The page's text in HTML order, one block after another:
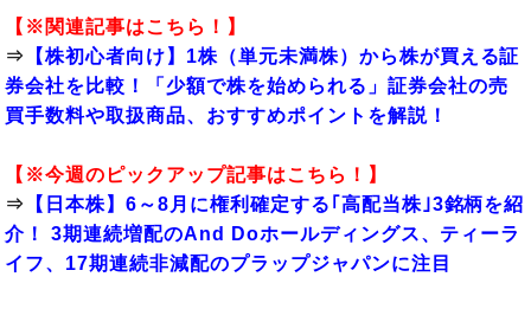
【※関連記事はこちら！】
⇒ 【株初心者向け】1株（単元未満株）から株が買える証
券会社を比較！「少額で株を始められる」証券会社の売
買手数料や取扱商品、おすすめポイントを解説！
【※今週のピックアップ記事はこちら！】
⇒ 【日本株】6～8月に権利確定する｢高配当株｣3銘柄を紹
介！ 3期連続増配のAnd Doホールディングス、ティーラ
イフ、17期連続非減配のプラップジャパンに注目